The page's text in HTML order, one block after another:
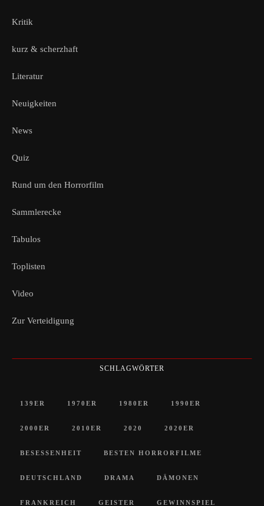
Kritik
kurz & scherzhaft
Literatur
Neuigkeiten
News
Quiz
Rund um den Horrorfilm
Sammlerecke
Tabulos
Toplisten
Video
Zur Verteidigung
SCHLAGWÖRTER
139ER 1970ER 1980ER 1990ER
2000ER 2010ER 2020 2020ER
BESESSENHEIT BESTEN HORRORFILME
DEUTSCHLAND DRAMA DÄMONEN
FRANKREICH GEISTER GEWINNSPIEL